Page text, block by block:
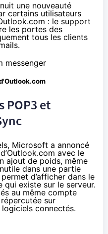
une nouveauté
certains utilisateurs
: le support
les portes des
tous les clients
POP3 et
Microsoft a annoncé
avec le
ajout de poids, même
dans une partie
d’afficher dans le
existe sur le serveur.
au même compte
sur
logiciels connectés.